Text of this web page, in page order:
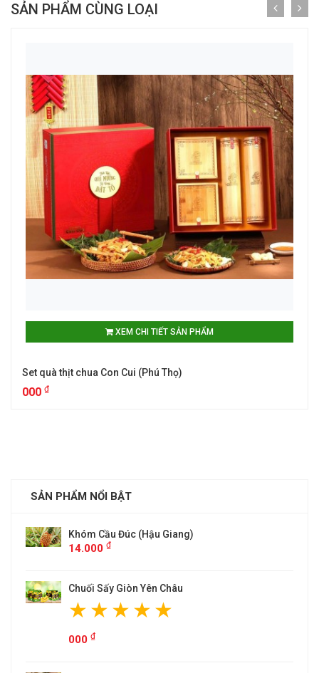
SẢN PHẨM CÙNG LOẠI
XEM CHI TIẾT SẢN PHẨM
Set quà thịt chua Con Cui (Phú Thọ)
000 ₫
SẢN PHẨM NỔI BẬT
Giang)
Châu
ĐẶC SẢN CHÈ TÂN CƯƠNG